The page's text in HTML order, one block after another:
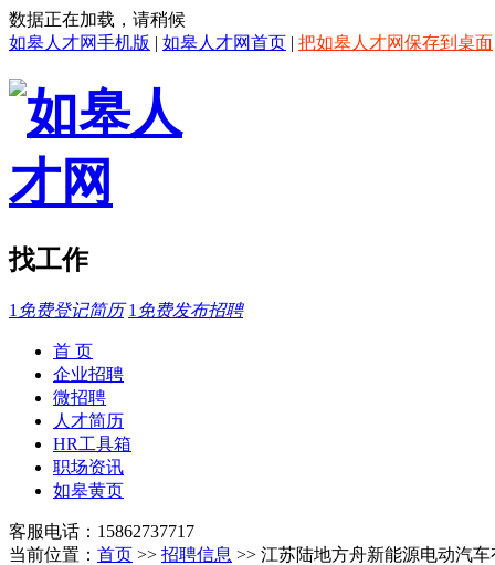
数据正在加载，请稍候
如皋人才网手机版 | 如皋人才网首页 | 把如皋人才网保存到桌面
找工作
1 免费登记简历 1 免费发布招聘
首 页
企业招聘
微招聘
人才简历
HR工具箱
职场资讯
如皋黄页
客服电话：15862737717
当前位置： 首页 >> 招聘信息 >> 江苏陆地方舟新能源电动汽